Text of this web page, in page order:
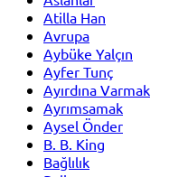
Atilla Han
Avrupa
Aybüke Yalçın
Ayfer Tunç
Ayırdına Varmak
Ayrımsamak
Aysel Önder
B. B. King
Bağlılık